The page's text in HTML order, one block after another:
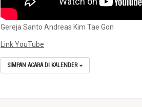
Gereja Santo Andreas Kim Tae Gon
Link YouTube
SIMPAN ACARA DI KALENDER